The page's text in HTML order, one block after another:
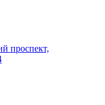
проспект,